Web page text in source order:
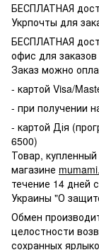
БЕСПЛАТНАЯ
Укрпочты для
БЕСПЛАТНАЯ
офис для
Заказ можно
- картой Visa/
- при получении
- картой Дія
6500)
Товар,
магазине
течение 14 дней
Украины "О
Обмен
целостности
сохранных